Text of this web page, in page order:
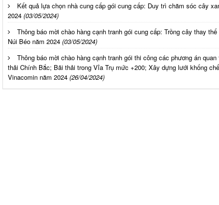
Kết quả lựa chọn nhà cung cấp gói cung cấp: Duy trì chăm sóc cây
2024 (03/05/2024)
Thông báo mời chào hàng cạnh tranh gói cung cấp: Trồng cây thay
Núi Béo năm 2024 (03/05/2024)
Thông báo mời chào hàng cạnh tranh gói thi công các phương án
thải Chính Bắc; Bãi thải trong Vỉa Trụ mức +200; Xây dựng lưới khống
Vinacomin năm 2024 (26/04/2024)